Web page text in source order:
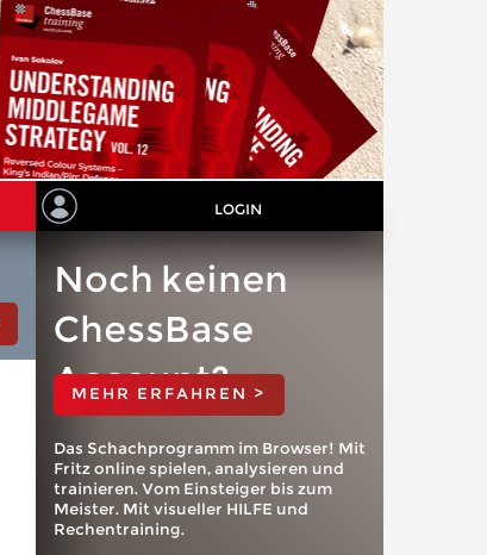
LOGIN
Noch keinen
ChessBase
Account?
MEHR ERFAHREN >
Das Schachprogramm im Browser! Mit
Fritz online spielen, analysieren und
trainieren. Vom Einsteiger bis zum
Meister. Mit visueller HILFE und
Rechentraining.